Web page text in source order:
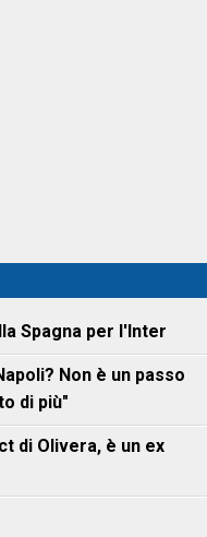
Spagna per l'Inter
Non è un passo
di più"
di Olivera, è un ex